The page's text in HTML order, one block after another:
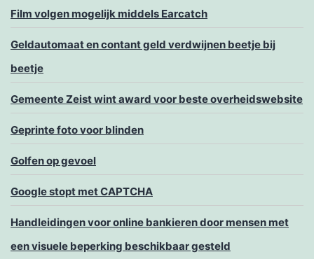
Film volgen mogelijk middels Earcatch
Geldautomaat en contant geld verdwijnen beetje bij
beetje
Gemeente Zeist wint award voor beste overheidswebsite
Geprinte foto voor blinden
Golfen op gevoel
Google stopt met CAPTCHA
Handleidingen voor online bankieren door mensen met
een visuele beperking beschikbaar gesteld